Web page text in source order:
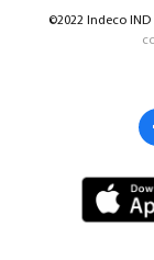
©2022 Indeco IND